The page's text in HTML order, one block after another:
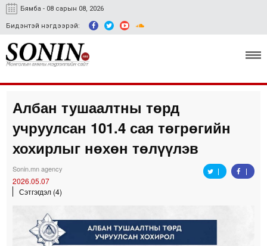
Бямба - 08 сарын 08, 2026
Бидэнтэй нэгдээрэй:
Улс төр, эдийн засаг
Гэмт хэрэг
Албан тушаалтны төрд
учруулсан 101.4 сая төгрөгийн
хохирлыг нөхөн төлүүлэв
Sonin.mn agency
2026.05.07
Сэтгэгдэл (4)